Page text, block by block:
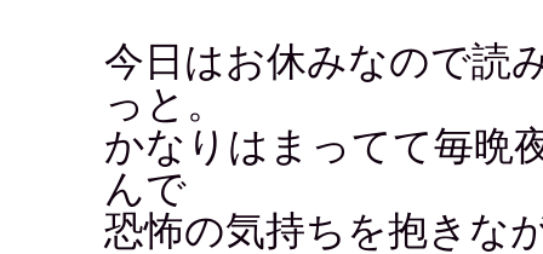
今日はお休みなので読
っと。
かなりはまってて毎晩
んで
恐怖の気持ちを抱きな